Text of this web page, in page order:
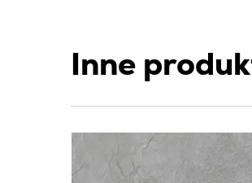
Inne